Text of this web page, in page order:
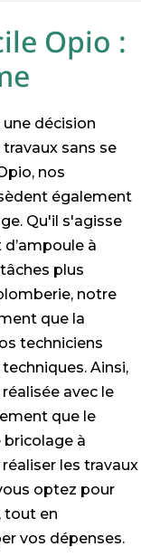
Opio :
décision
sans se
nos
également
Qu'il s'agisse
à
plus
notre
que la
techniciens
Ainsi,
avec le
que le
à
les travaux
optez pour
tout en
vos dépenses.